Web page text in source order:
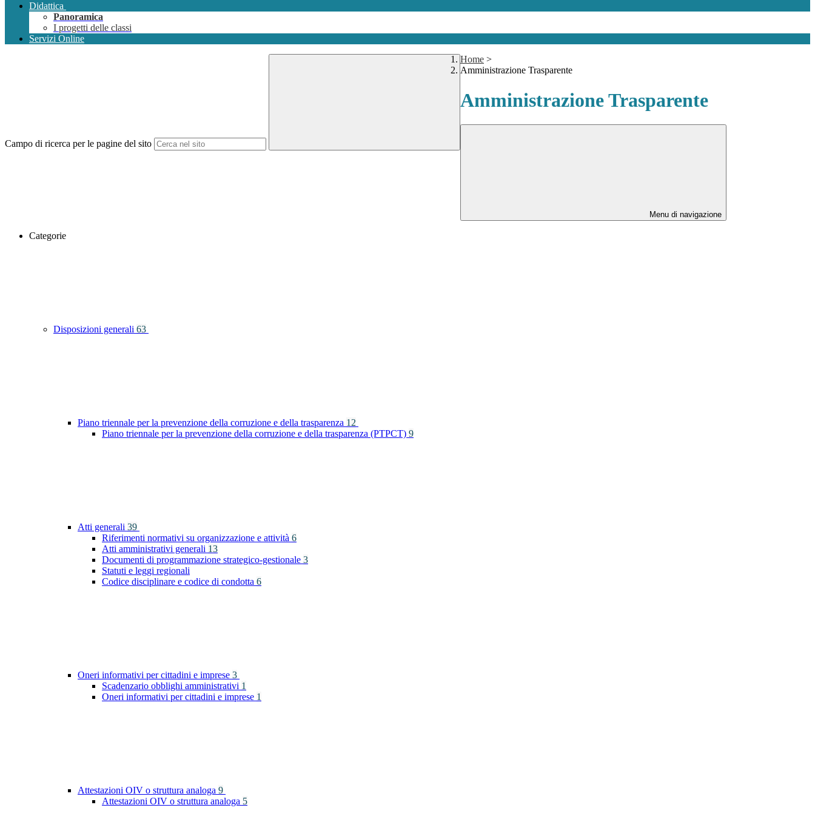
Didattica
Panoramica
I progetti delle classi
Servizi Online
Campo di ricerca per le pagine del sito
Home >
Amministrazione Trasparente
Amministrazione Trasparente
Menu di navigazione
Categorie
Disposizioni generali 63
Piano triennale per la prevenzione della corruzione e della trasparenza 12
Piano triennale per la prevenzione della corruzione e della trasparenza (PTPCT) 9
Atti generali 39
Riferimenti normativi su organizzazione e attività 6
Atti amministrativi generali 13
Documenti di programmazione strategico-gestionale 3
Statuti e leggi regionali
Codice disciplinare e codice di condotta 6
Oneri informativi per cittadini e imprese 3
Scadenzario obblighi amministrativi 1
Oneri informativi per cittadini e imprese 1
Attestazioni OIV o struttura analoga 9
Attestazioni OIV o struttura analoga 5